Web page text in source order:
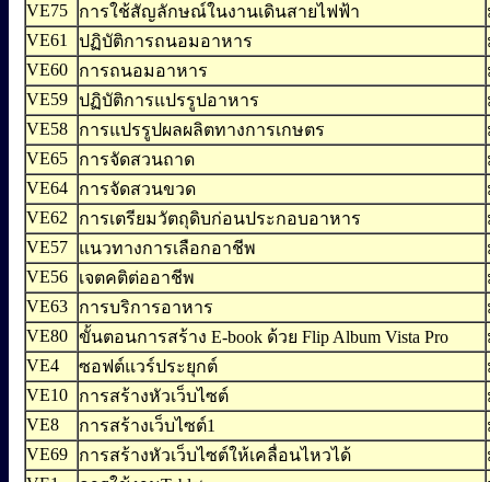
VE75
การใช้สัญลักษณ์ในงานเดินสายไฟฟ้า
VE61
ปฏิบัติการถนอมอาหาร
VE60
การถนอมอาหาร
VE59 ปฏิบัติการแปรรูปอาหาร
VE58
การแปรรูปผลผลิตทางการเกษตร
VE65
การจัดสวนถาด
VE64
การจัดสวนขวด
VE62
การเตรียมวัตถุดิบก่อนประกอบอาหาร
VE57
แนวทางการเลือกอาชีพ
VE56
เจตคติต่ออาชีพ
VE63
การบริการอาหาร
VE80 ขั้นตอนการสร้าง E-book ด้วย Flip Album Vista Pro
VE4
ซอฟต์แวร์ประยุกต์
VE10
การสร้างหัวเว็บไซต์
VE8
การสร้างเว็บไซต์1
VE69
การสร้างหัวเว็บไซต์ให้เคลื่อนไหวได้